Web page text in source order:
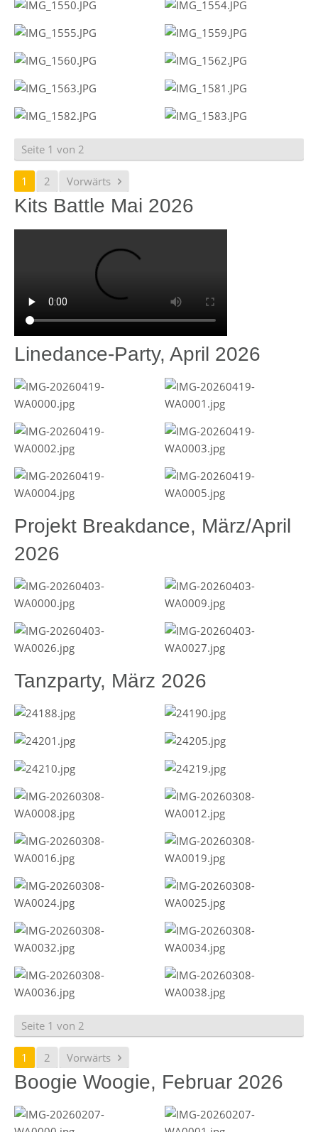
Seite 1 von 2
1 2 Vorwärts
Kits Battle Mai 2026
Linedance-Party, April 2026
Projekt Breakdance, März/April
2026
Tanzparty, März 2026
Seite 1 von 2
1 2 Vorwärts
Boogie Woogie, Februar 2026